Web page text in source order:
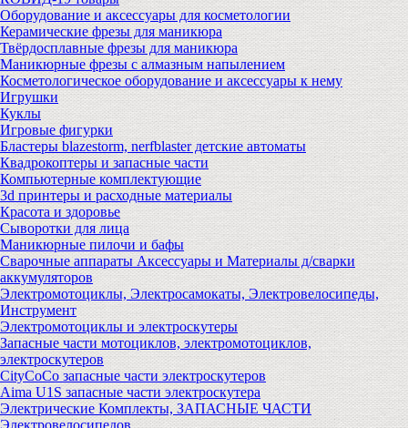
Оборудование и аксессуары для косметологии
Керамические фрезы для маникюра
Твёрдосплавные фрезы для маникюра
Маникюрные фрезы с алмазным напылением
Косметологическое оборудование и аксессуары к нему
Игрушки
Куклы
Игровые фигурки
Бластеры blazestorm, nerfblaster детские автоматы
Квадрокоптеры и запасные части
Компьютерные комплектующие
3d принтеры и расходные материалы
Красота и здоровье
Сыворотки для лица
Маникюрные пилочи и бафы
Сварочные аппараты Аксессуары и Материалы д/сварки
аккумуляторов
Электромотоциклы, Электросамокаты, Электровелосипеды,
Инструмент
Электромотоциклы и электроскутеры
Запасные части мотоциклов, электромотоциклов,
электроскутеров
CityCoCo запасные части электроскутеров
Aima U1S запасные части электроскутера
Электрические Комплекты, ЗАПАСНЫЕ ЧАСТИ